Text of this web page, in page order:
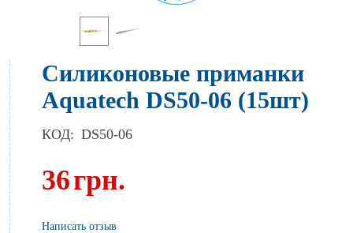
Силиконовые приманки
Aquatech DS50-06 (15шт)
КОД: DS50-06
36грн.
Написать отзыв